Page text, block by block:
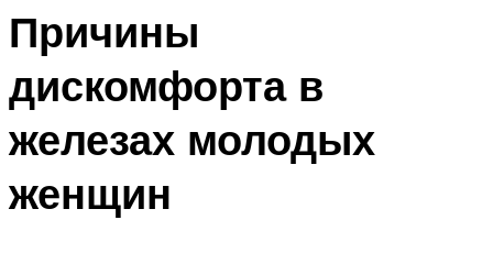
Причины
дискомфорта в
железах молодых
женщин